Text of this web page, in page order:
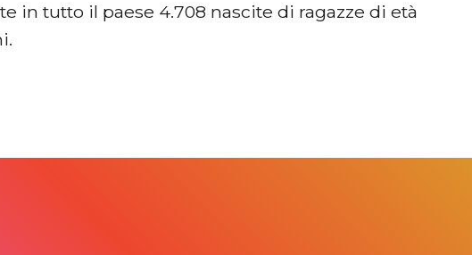
in tutto il paese 4.708 nascite di ragazze di età